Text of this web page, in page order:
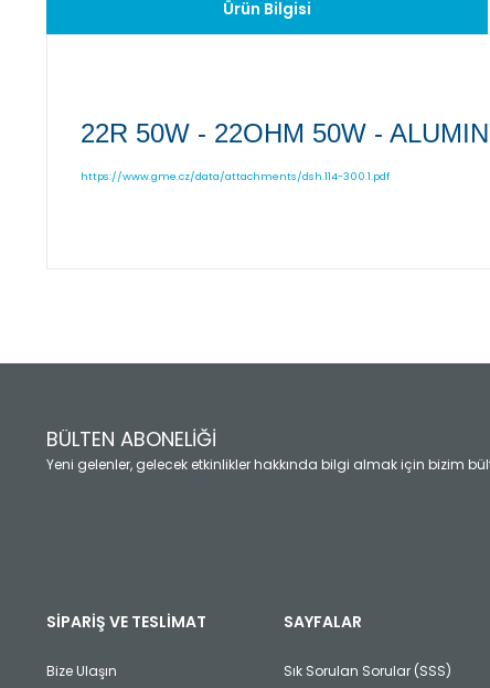
Ürün Bilgisi
22R 50W - 22OHM 50W -
https://www.gme.cz/data/attachments/dsh.114-300.1.pdf
Ürün açıklamasında eksik bilgiler bulunuyor.
Ürün fiyatı diğer sitelerden daha pahalı.
Bu ürüne benzer farklı alternatifler olmalı.
BÜLTEN ABONELİĞİ
Yeni gelenler, gelecek etkinlikler hakkında bilgi almak için bizim
SİPARİŞ VE TESLİMAT
Bize Ulaşın
SAYFALAR
Sık Sorulan Sorular (SSS)